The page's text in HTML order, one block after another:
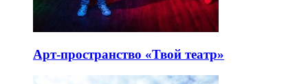
Арт-пространство «Твой театр»